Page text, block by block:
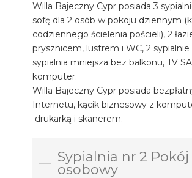
Willa Bajeczny Cypr posiada 3
sofę dla 2 osób w pokoju dziennym
codziennego ścielenia pościeli), 2
prysznicem, lustrem i WC, 2 sypialnie
sypialnia mniejsza bez balkonu, TV
komputer.
Willa Bajeczny Cypr posiada
Internetu, kącik biznesowy z
drukarką i skanerem.
Sypialnia nr 2 Pokój
osobowy